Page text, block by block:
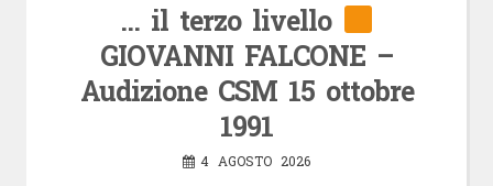
… il terzo livello
GIOVANNI FALCONE –
Audizione CSM 15 ottobre
1991
4 AGOSTO 2026